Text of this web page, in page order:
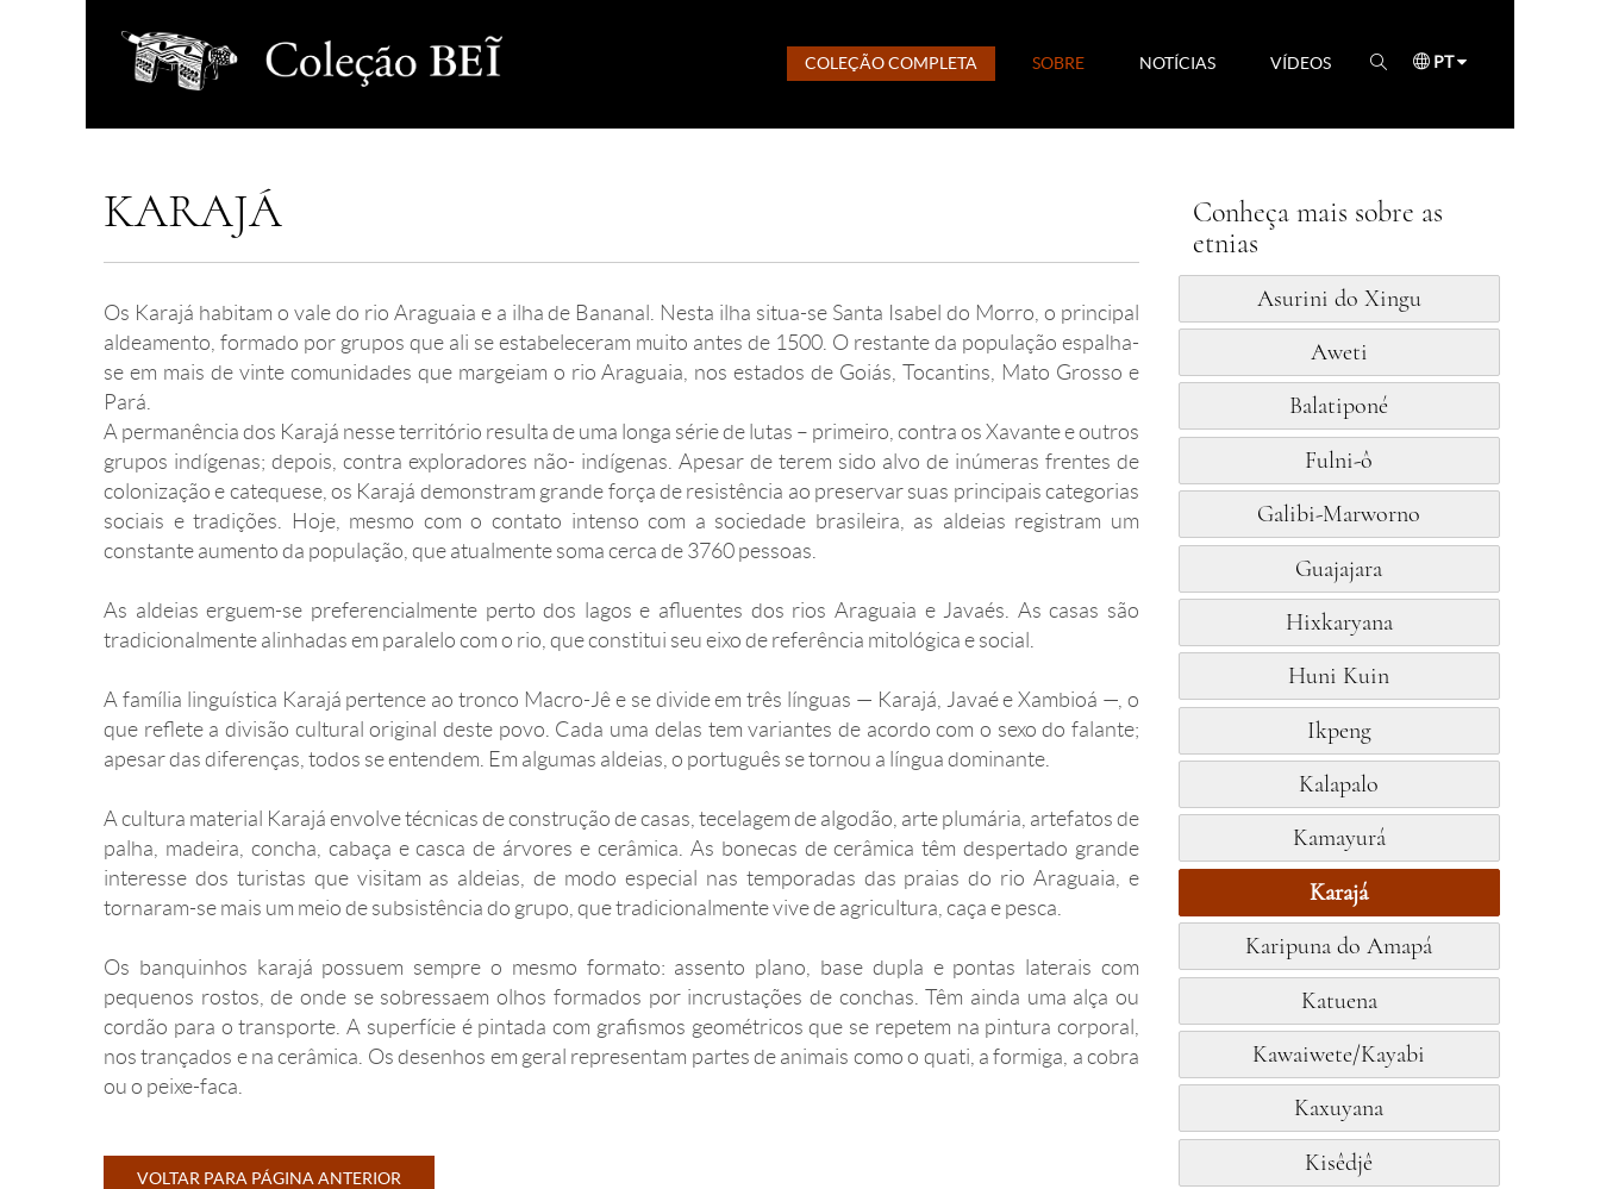
COLEÇÃO COMPLETA SOBRE NOTÍCIAS VÍDEOS PT
KARAJÁ
Os Karajá habitam o vale do rio Araguaia e a ilha de Bananal. Nesta ilha situa-se Santa Isabel do Morro, o principal
aldeamento, formado por grupos que ali se estabeleceram muito antes de 1500. O restante da população espalha-
se em mais de vinte comunidades que margeiam o rio Araguaia, nos estados de Goiás, Tocantins, Mato Grosso e
Pará.
A permanência dos Karajá nesse território resulta de uma longa série de lutas – primeiro, contra os Xavante e outros
grupos indígenas; depois, contra exploradores não- indígenas. Apesar de terem sido alvo de inúmeras frentes de
colonização e catequese, os Karajá demonstram grande força de resistência ao preservar suas principais categorias
sociais e tradições. Hoje, mesmo com o contato intenso com a sociedade brasileira, as aldeias registram um
constante aumento da população, que atualmente soma cerca de 3760 pessoas.
As aldeias erguem-se preferencialmente perto dos lagos e afluentes dos rios Araguaia e Javaés. As casas são
tradicionalmente alinhadas em paralelo com o rio, que constitui seu eixo de referência mitológica e social.
A família linguística Karajá pertence ao tronco Macro-Jê e se divide em três línguas — Karajá, Javaé e Xambioá —, o
que reflete a divisão cultural original deste povo. Cada uma delas tem variantes de acordo com o sexo do falante;
apesar das diferenças, todos se entendem. Em algumas aldeias, o português se tornou a língua dominante.
A cultura material Karajá envolve técnicas de construção de casas, tecelagem de algodão, arte plumária, artefatos de
palha, madeira, concha, cabaça e casca de árvores e cerâmica. As bonecas de cerâmica têm despertado grande
interesse dos turistas que visitam as aldeias, de modo especial nas temporadas das praias do rio Araguaia, e
tornaram-se mais um meio de subsistência do grupo, que tradicionalmente vive de agricultura, caça e pesca.
Os banquinhos karajá possuem sempre o mesmo formato: assento plano, base dupla e pontas laterais com
pequenos rostos, de onde se sobressaem olhos formados por incrustações de conchas. Têm ainda uma alça ou
cordão para o transporte. A superfície é pintada com grafismos geométricos que se repetem na pintura corporal,
nos trançados e na cerâmica. Os desenhos em geral representam partes de animais como o quati, a formiga, a cobra
ou o peixe-faca.
VOLTAR PARA PÁGINA ANTERIOR
Conheça mais sobre as
etnias
Asurini do Xingu
Aweti
Balatiponé
Fulni-ô
Galibi-Marworno
Guajajara
Hixkaryana
Huni Kuin
Ikpeng
Kalapalo
Kamayurá
Karajá
Karipuna do Amapá
Katuena
Kawaiwete/Kayabi
Kaxuyana
Kisêdjê